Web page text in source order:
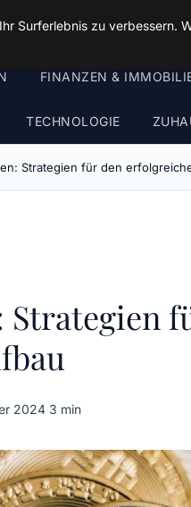
FINANZEN &
TECHNOLOGIE
Strategien für den
2024·3 min
Surferlebnis zu verbessern.